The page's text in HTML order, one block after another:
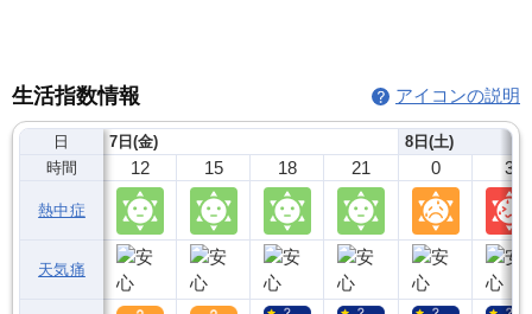
生活指数情報 アイコンの説明
日
時間
熱中症
天気痛
7日(金)
12 15 18 21
8日(土)
0 3